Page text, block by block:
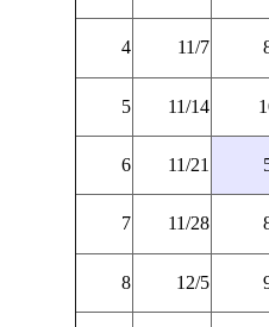
4 11/7
5 11/14
6 11/21
7 11/28
8 12/5